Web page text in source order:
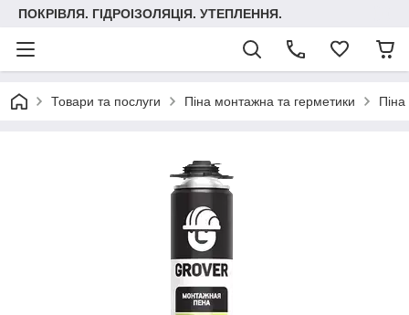
ПОКРІВЛЯ. ГІДРОІЗОЛЯЦІЯ. УТЕПЛЕННЯ.
Товари та послуги Піна монтажна та герметики